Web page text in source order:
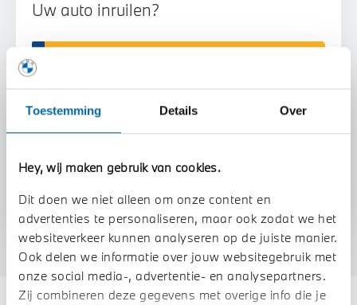
Toestemming Details Over
Hey, wij maken gebruik van cookies.
Dit doen we niet alleen om onze content en
advertenties te personaliseren, maar ook zodat we het
websiteverkeer kunnen analyseren op de juiste manier.
Ook delen we informatie over jouw websitegebruik met
onze social media-, advertentie- en analysepartners.
Zij combineren deze gegevens met overige info die je
Uw auto inruilen?
Voorstel aanvragen
Deze zijn vergelijkbaar